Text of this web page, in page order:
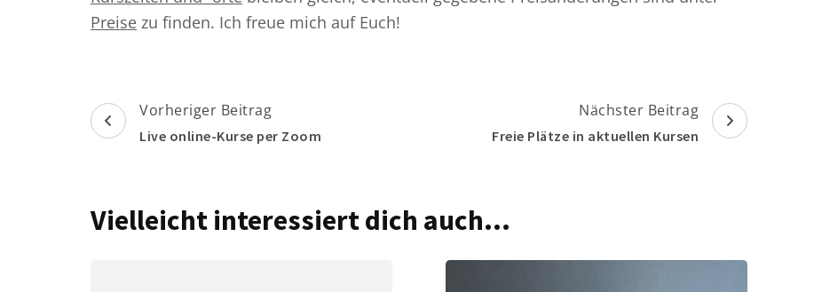
Preise zu finden. Ich freue mich auf Euch!
Beitragsnavigation
Vorheriger Beitrag
Live online-Kurse per Zoom
Nächster Beitrag
Freie Plätze in aktuellen Kursen
Vielleicht interessiert dich auch…